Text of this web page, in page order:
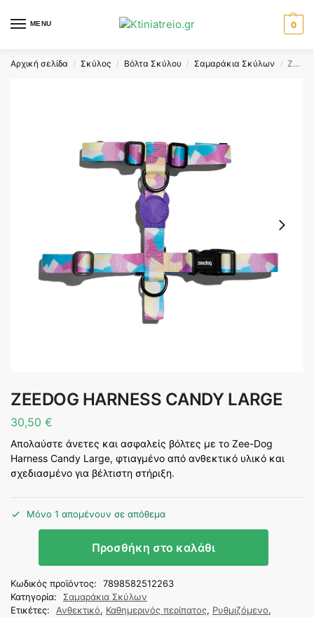
MENU 0
Αρχική σελίδα / Σκύλος / Βόλτα Σκύλου / Σαμαράκια Σκύλων / ZEEDOG HARNESS CANDY LARGE
ZEEDOG HARNESS CANDY LARGE
30,50 €
Απολαύστε άνετες και ασφαλείς βόλτες με το Zee-Dog
Harness Candy Large, φτιαγμένο από ανθεκτικό υλικό και
σχεδιασμένο για βέλτιστη στήριξη.
Μόνο 1 απομένουν σε απόθεμα
Προσθήκη στο καλάθι
Κωδικός προϊόντος:
7898582512263
Κατηγορία:
Σαμαράκια Σκύλων
Ετικέτες:
Ανθεκτικό, Καθημερινός περίπατος, Ρυθμιζόμενο,